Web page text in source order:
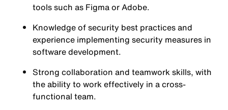
tools such as Figma or Adobe.
Knowledge of security best practices and
experience implementing security measures in
software development.
Strong collaboration and teamwork skills, with
the ability to work effectively in a cross-
functional team.